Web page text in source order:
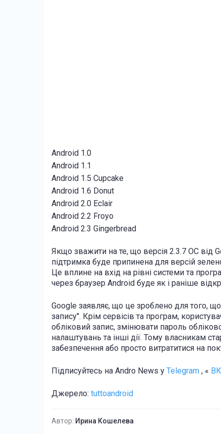
Android 1.0
Android 1.1
Android 1.5 Cupcake
Android 1.6 Donut
Android 2.0 Eclair
Android 2.2 Froyo
Android 2.3 Gingerbread
Якщо зважити на те, що версія 2.3.7 ОС від
підтримка буде припинена для версій
Це вплине на вхід на рівні системи та
через браузер Android буде як і раніше
Google заявляє, що це зроблено для того,
запису". Крім сервісів та програм,
обліковий запис, змінювати пароль
налаштувань та інші дії. Тому власникам
забезпечення або просто витратитися на
Підписуйтесь на Andro News у Telegram , «
Джерело: tuttoandroid
Автор: Ирина Кошелева